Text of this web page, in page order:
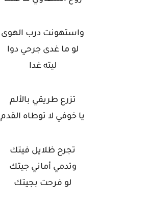
واستهونت درب الهوى
لو ما غدى جرحي دوا
ليته غدا
تزرع طريقي بالألم
يا خوفي لا توطاه القدم
تجرح ظلايل فيتك
وتدمي أماني جيتك
لو فرحت بجيتك